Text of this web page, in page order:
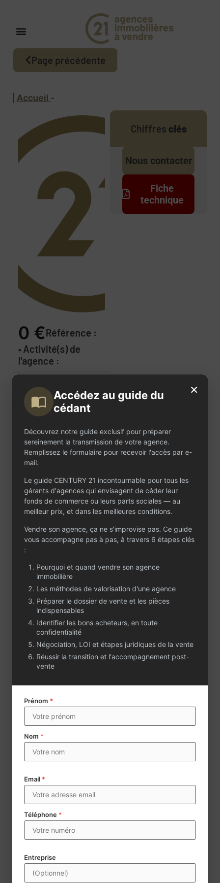
Page précédente
Accueil -
0 €Référence :
• Activité(s) de
l'agence :
Description
de
l'annonce
Chiffres clés
Nous contacter
Fiche
technique
Contactez-nous
Un projet ou une
question ?
votre écoute. Partagez votre projet dans le
formulaire : notre équipe vous contactera
rapidement, en toute confidentialité.
fins d’assurer la mise en vente et la négoce d’agences
obligatoires. Conformément à la règlementation, vous disposez
×
Accédez au guide du
cédant
Découvrez notre guide exclusif pour préparer
sereinement la transmission de votre agence.
Remplissez le formulaire pour recevoir l'accès par e-
mail.
Le guide CENTURY 21 incontournable pour tous les
gérants d'agences qui envisagent de céder leur
fonds de commerce ou leurs parts sociales — au
meilleur prix, et dans les meilleures conditions.
Vendre son agence, ça ne s'improvise pas. Ce guide
vous accompagne pas à pas, à travers 6 étapes clés
:
Pourquoi et quand vendre son agence
immobilière
Les méthodes de valorisation d'une agence
Préparer le dossier de vente et les pièces
indispensables
Identifier les bons acheteurs, en toute
confidentialité
Négociation, LOI et étapes juridiques de la vente
Réussir la transition et l'accompagnement post-
vente
Prénom *
Nom *
Email *
Téléphone *
Entreprise